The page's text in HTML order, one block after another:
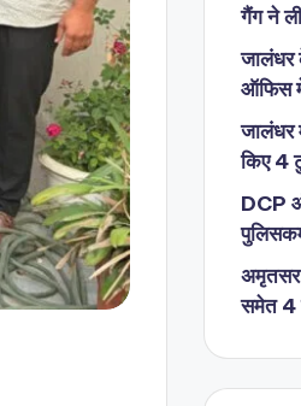
गैंग ने
जालंधर
ऑफिस
जालंधर
किए 4
DCP
अमृतसर
समेत 4